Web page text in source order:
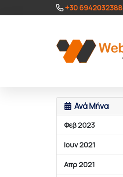
+30 6942032388
Ανά Μήνα
Φεβ 2023
Ιουν 2021
Απρ 2021